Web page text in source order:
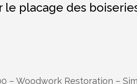
le placage des
– Woodwork Restoration –